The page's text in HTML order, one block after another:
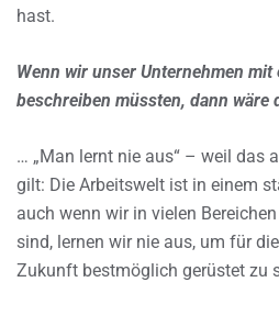
hast.
Wenn wir unser Unternehmen
beschreiben müssten, dann wäre
… „Man lernt nie aus“ – weil das
gilt: Die Arbeitswelt ist in einem
auch wenn wir in vielen
sind, lernen wir nie aus, um für
Zukunft bestmöglich gerüstet zu